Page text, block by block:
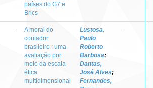
países do G7 e
Brics
-
A moral do
contador
brasileiro : uma
avaliação por
meio da escala
ética
multidimensional
Lustosa,
Paulo
Roberto
Barbosa;
Dantas,
José Alves;
Fernandes,
-